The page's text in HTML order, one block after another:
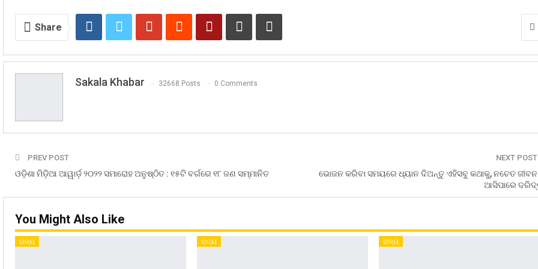
Share
Sakala Khabar 32668 Posts 0 Comments
PREV POST
ଓଡ଼ିଶା ମିଡ଼ିଆ ଆୱାର୍ଡ଼ ୨୦୨୨ ସମାରୋହ ଅନୁଷ୍ଠିତ : ୧୫ଟି ବର୍ଗରେ ୧୮ ଜଣ ସମ୍ମାନିତ
NEXT POST
ଭୋଜନ କରିବା ସମୟରେ ଧ୍ୟାନ ଦିଅନ୍ତୁ ଏହିସବୁ କଥାକୁ, ନଚେତ ଜୀବନ
ଆସିପାରେ
You Might Also Like
ରାଜ୍ୟ ରାଜ୍ୟ ରାଜ୍ୟ